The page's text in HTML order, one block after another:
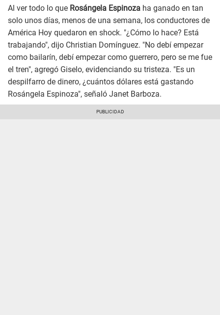
Al ver todo lo que Rosángela Espinoza ha ganado en tan
solo unos días, menos de una semana, los conductores de
América Hoy quedaron en shock. "¿Cómo lo hace? Está
trabajando", dijo Christian Domínguez. "No debí empezar
como bailarín, debí empezar como guerrero, pero se me fue
el tren", agregó Giselo, evidenciando su tristeza. "Es un
despilfarro de dinero, ¿cuántos dólares está gastando
Rosángela Espinoza", señaló Janet Barboza.